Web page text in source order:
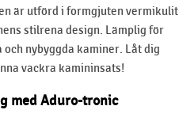
är utförd i formgjuten vermikulit
stilrena design. Lämplig för
nybyggda kaminer. Låt dig
vackra kamininsats!
med Aduro-tronic